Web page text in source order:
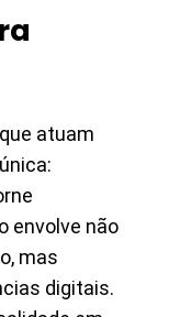
atuam
envolve não
mas
digitais.